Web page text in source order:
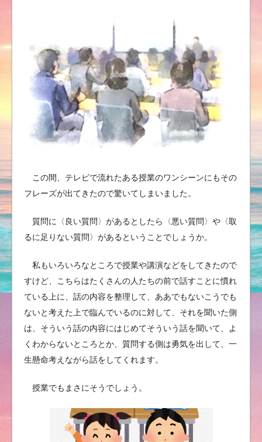
この間、テレビで流れたある授業のワンシーンにもその
フレーズが出てきたので驚いてしまいました。
質問に〈良い質問〉があるとしたら〈悪い質問〉や〈取
るに足りない質問〉があるということでしょうか。
私もいろいろなところで授業や講演などをしてきたので
すけど、こちらはたくさんの人たちの前で話すことに慣れ
ている上に、話の内容を整理して、ああでもないこうでも
ないと考えた上で臨んでいるのに対して、それを聞いた側
は、そういう話の内容にはじめてそういう話を聞いて、よ
くわからないところとか、質問する側は勇気を出して、一
生懸命考えながら話をしてくれます。
授業でもまさにそうでしょう。